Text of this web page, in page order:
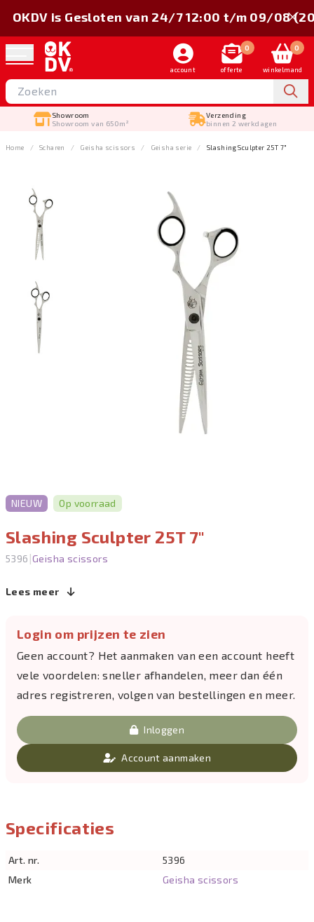
account
0
offerte
0
winkelmand
Showroom
Showroom van 650m²
Verzending
binnen 2 werkdagen
OKDV is Gesloten van 24/7 12:00 t/m 09/08
Home Scharen Geisha scissors Geisha serie Slashing Sculpter 25T 7"
NIEUW Op voorraad
Slashing Sculpter 25T 7"
5396 |Geisha scissors
Lees meer
Login om prijzen te zien
Geen account? Het aanmaken van een account heeft
vele voordelen: sneller afhandelen, meer dan één
adres registreren, volgen van bestellingen en meer.
Inloggen
Account aanmaken
Specificaties
Art. nr.
5396
Merk
Geisha scissors